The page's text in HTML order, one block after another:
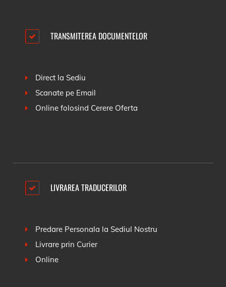
TRANSMITEREA DOCUMENTELOR
Direct la Sediu
Scanate pe Email
Online folosind Cerere Oferta
LIVRAREA TRADUCERILOR
Predare Personala la Sediul Nostru
Livrare prin Curier
Online